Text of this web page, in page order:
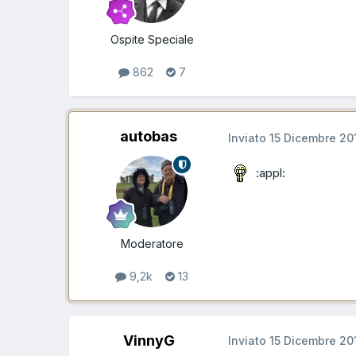
Ospite Speciale
862 7
autobas
Moderatore
9,2k 13
Inviato 15 Dicembre
:appl:
VinnyG Inviato 15 Dicembre